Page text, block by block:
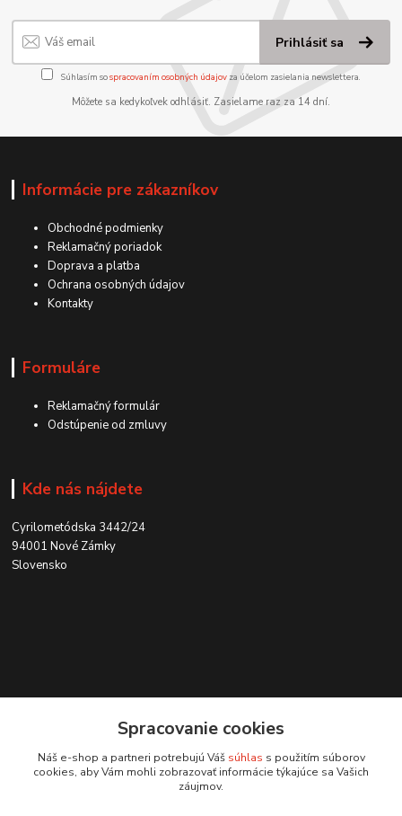
Prihlásiť sa
Súhlasím sospracovaním osobných údajov za účelom zasielania newslettera.
Môžete sa kedykoľvek odhlásiť. Zasielame raz za 14 dní.
Informácie pre zákazníkov
Obchodné podmienky
Reklamačný poriadok
Doprava a platba
Ochrana osobných údajov
Kontakty
Formuláre
Reklamačný formulár
Odstúpenie od zmluvy
Kde nás nájdete
Cyrilometódska 3442/24
94001 Nové Zámky
Slovensko
0915 707 737
(Po-Pia, 8-15 hod.)
Spracovanie cookies
Náš e-shop a partneri potrebujú Váš súhlas s použitím súborov
cookies, aby Vám mohli zobrazovať informácie týkajúce sa Vašich
záujmov.